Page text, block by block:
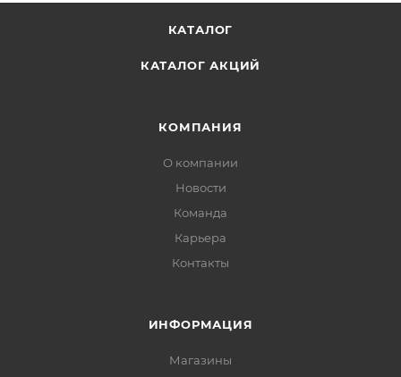
КАТАЛОГ
КАТАЛОГ АКЦИЙ
КОМПАНИЯ
О компании
Новости
Команда
Карьера
Контакты
ИНФОРМАЦИЯ
Магазины